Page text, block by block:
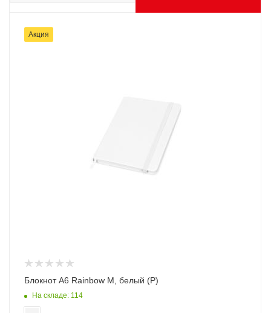
Акция
Блокнот А6 Rainbow M, белый (Р)
На складе: 114